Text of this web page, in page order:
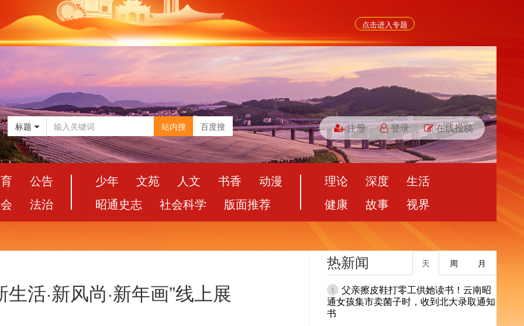
点击进入专题
标题 站内搜 百度搜 注册 登录 在线投稿
公告
法治
少年 文苑 人文 书香
动漫
昭通史志
社会科学 版面推荐
理论 深度
生活
健康
故事 视界
活·新风尚·新年画”线上展
热新闻 月
周
天
1
父亲擦皮鞋打零工供她读书！云南昭
通女孩集市卖菌子时，收到北大录取通知
书